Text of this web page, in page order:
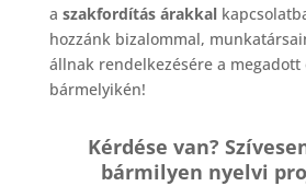
a szakfordítás árakkal
hozzánk bizalommal,
állnak rendelkezésére a
bármelyikén!
Kérdése van?
bármilyen nyelvi